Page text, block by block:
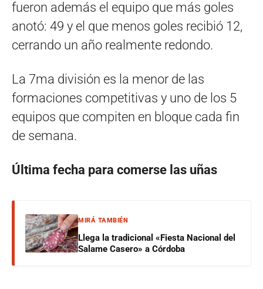
fueron además el equipo que más goles
anotó: 49 y el que menos goles recibió 12,
cerrando un año realmente redondo.
La 7ma división es la menor de las
formaciones competitivas y uno de los 5
equipos que compiten en bloque cada fin
de semana.
Última fecha para comerse las uñas
MIRÁ TAMBIÉN
Llega la tradicional «Fiesta Nacional del
Salame Casero» a Córdoba